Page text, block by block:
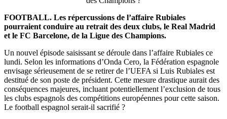
FOOTBALL. Les répercussions de l’affaire Rubiales
pourraient conduire au retrait des deux clubs, le Real Madrid
et le FC Barcelone, de la Ligue des Champions.
Un nouvel épisode saisissant se déroule dans l’affaire Rubiales ce
lundi. Selon les informations d’Onda Cero, la Fédération espagnole
envisage sérieusement de se retirer de l’UEFA si Luis Rubiales est
destitué de son poste de président. Cette mesure drastique aurait des
conséquences majeures, incluant potentiellement l’exclusion de tous
les clubs espagnols des compétitions européennes pour cette saison.
Le football espagnol serait-il sacrifié ?